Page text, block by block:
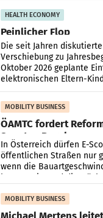
HEALTH ECONOMY
Peinlicher Flop
Die seit Jahren
Verschiebung zu
Oktober 2026 geplante
elektronischen Eltern-
dürfte sich um
MOBILITY BUSINESS
ÖAMTC fordert
Scooter-Regeln
In Österreich dürfen E-
öffentlichen Straßen nur
wenn die
begrenzt ist und die
MOBILITY BUSINESS
Michael Mertens